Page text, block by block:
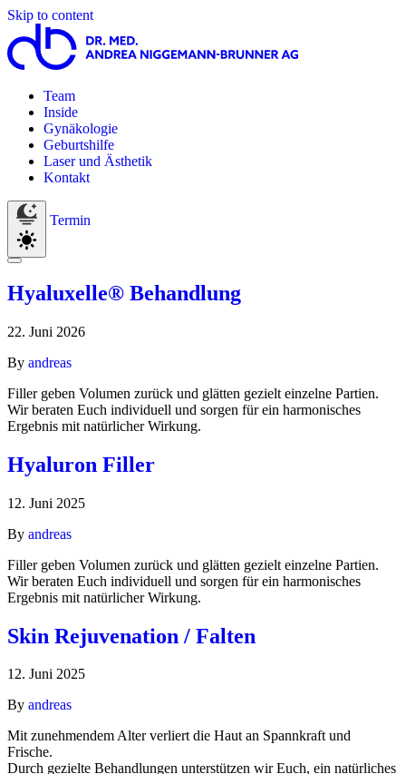
Skip to content
Team
Inside
Gynäkologie
Geburtshilfe
Laser und Ästhetik
Kontakt
Termin
Hyaluxelle® Behandlung
22. Juni 2026
By andreas
Filler geben Volumen zurück und glätten gezielt einzelne Partien.
Wir beraten Euch individuell und sorgen für ein harmonisches
Ergebnis mit natürlicher Wirkung.
Hyaluron Filler
12. Juni 2025
By andreas
Filler geben Volumen zurück und glätten gezielt einzelne Partien.
Wir beraten Euch individuell und sorgen für ein harmonisches
Ergebnis mit natürlicher Wirkung.
Skin Rejuvenation / Falten
12. Juni 2025
By andreas
Mit zunehmendem Alter verliert die Haut an Spannkraft und
Frische.
Durch gezielte Behandlungen unterstützen wir Euch, ein natürliches